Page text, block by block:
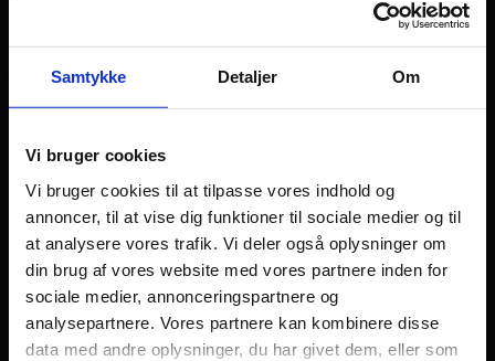
Samtykke Detaljer Om
Vi bruger cookies
Vi bruger cookies til at tilpasse vores indhold og
annoncer, til at vise dig funktioner til sociale medier og til
at analysere vores trafik. Vi deler også oplysninger om
din brug af vores website med vores partnere inden for
sociale medier, annonceringspartnere og
analysepartnere. Vores partnere kan kombinere disse
data med andre oplysninger, du har givet dem, eller som
Kontakt
Dilemma
Stories & Viden
Pårørende
Find støtte
Om os
Persondatapolitik
Fagområde